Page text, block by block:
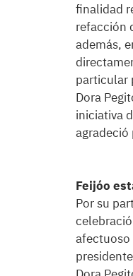
finalidad
refacción
además,
particular
Dora
iniciativa
agradeció
Feijóo
Por su
afectuoso